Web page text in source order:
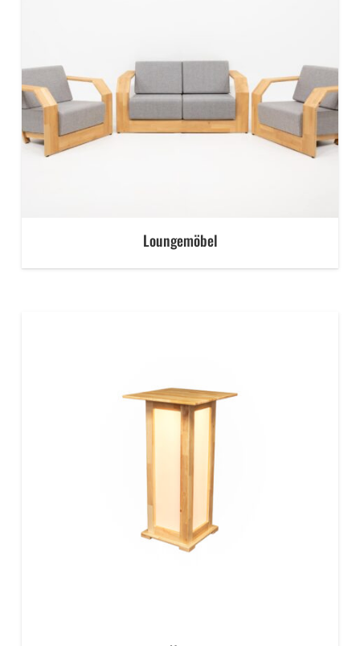
Loungemöbel